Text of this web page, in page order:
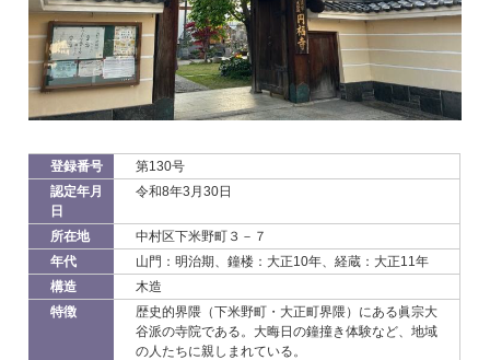
登録番号
第130号
認定年月
日
令和8年3月30日
所在地
中村区下米野町３－７
年代
山門：明治期、鐘楼：大正10年、経蔵：大正11年
構造
木造
特徴
歴史的界隈（下米野町・大正町界隈）にある眞宗大
谷派の寺院である。大晦日の鐘撞き体験など、地域
の人たちに親しまれている。